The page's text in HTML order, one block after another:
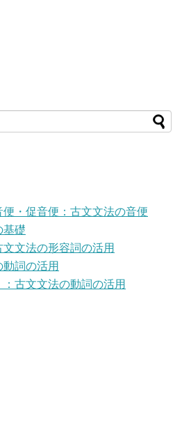
・促音便：古文文法の音便
基礎
文法の形容詞の活用
詞の活用
古文文法の動詞の活用